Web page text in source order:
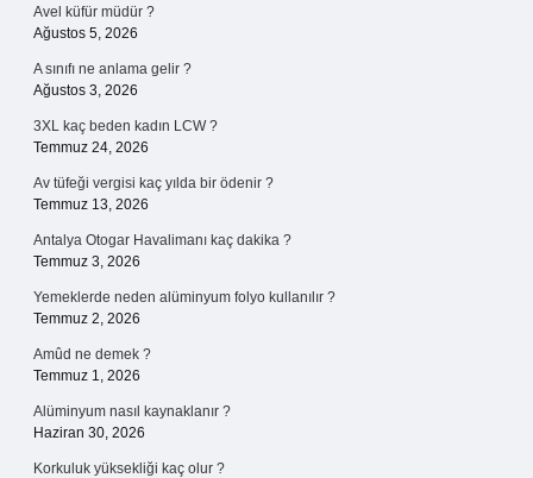
Avel küfür müdür ?
Ağustos 5, 2026
A sınıfı ne anlama gelir ?
Ağustos 3, 2026
3XL kaç beden kadın LCW ?
Temmuz 24, 2026
Av tüfeği vergisi kaç yılda bir ödenir ?
Temmuz 13, 2026
Antalya Otogar Havalimanı kaç dakika ?
Temmuz 3, 2026
Yemeklerde neden alüminyum folyo kullanılır ?
Temmuz 2, 2026
Amûd ne demek ?
Temmuz 1, 2026
Alüminyum nasıl kaynaklanır ?
Haziran 30, 2026
Korkuluk yüksekliği kaç olur ?